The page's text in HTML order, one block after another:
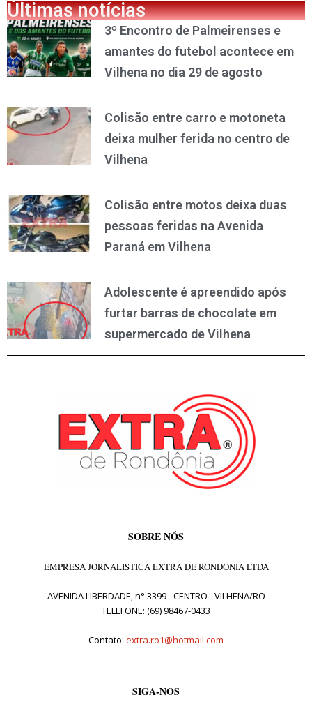
Últimas notícias
3º Encontro de Palmeirenses e
amantes do futebol acontece em
Vilhena no dia 29 de agosto
Colisão entre carro e motoneta
deixa mulher ferida no centro de
Vilhena
Colisão entre motos deixa duas
pessoas feridas na Avenida
Paraná em Vilhena
Adolescente é apreendido após
furtar barras de chocolate em
supermercado de Vilhena
SOBRE NÓS
EMPRESA JORNALISTICA EXTRA DE RONDONIA LTDA
AVENIDA LIBERDADE, n° 3399 - CENTRO - VILHENA/RO
TELEFONE: (69) 98467-0433
Contato: extra.ro1@hotmail.com
SIGA-NOS